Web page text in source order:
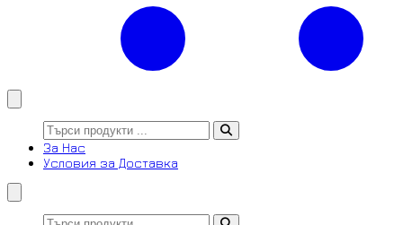
За Нас
Условия за Доставка